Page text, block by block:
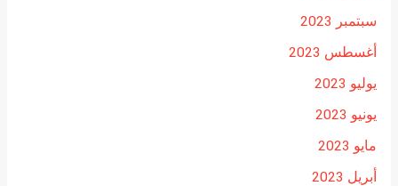
سبتمبر 2023
أغسطس 2023
يوليو 2023
يونيو 2023
مايو 2023
أبريل 2023